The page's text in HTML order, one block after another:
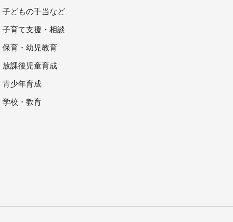
子どもの手当など
子育て支援・相談
保育・幼児教育
放課後児童育成
青少年育成
学校・教育